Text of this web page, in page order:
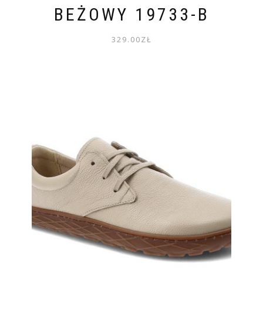
BEŻOWY 19733-B
329.00ZŁ